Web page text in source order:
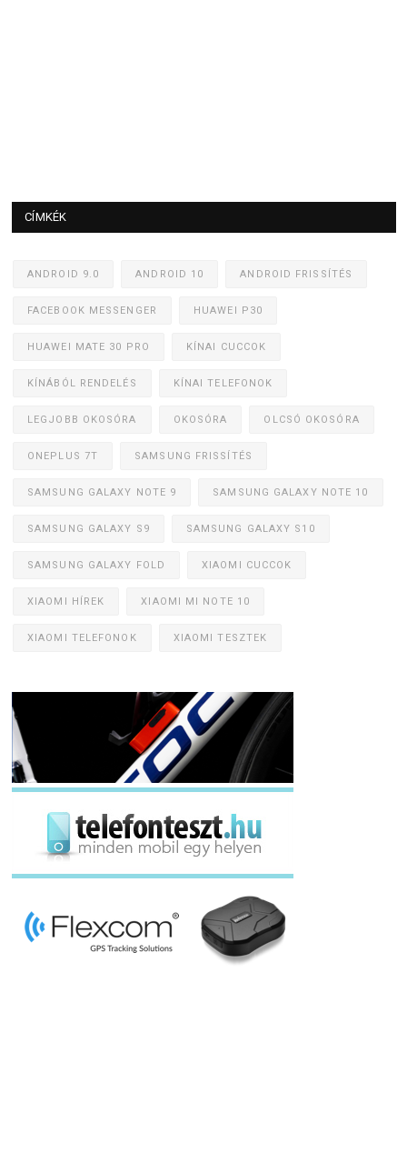
CÍMKÉK
ANDROID 9.0 ANDROID 10 ANDROID FRISSÍTÉS
FACEBOOK MESSENGER HUAWEI P30
HUAWEI MATE 30 PRO KÍNAI CUCCOK
KÍNÁBÓL RENDELÉS KÍNAI TELEFONOK
LEGJOBB OKOSÓRA OKOSÓRA OLCSÓ OKOSÓRA
ONEPLUS 7T SAMSUNG FRISSÍTÉS
SAMSUNG GALAXY NOTE 9 SAMSUNG GALAXY NOTE 10
SAMSUNG GALAXY S9 SAMSUNG GALAXY S10
SAMSUNG GALAXY FOLD XIAOMI CUCCOK
XIAOMI HÍREK XIAOMI MI NOTE 10
XIAOMI TELEFONOK XIAOMI TESZTEK